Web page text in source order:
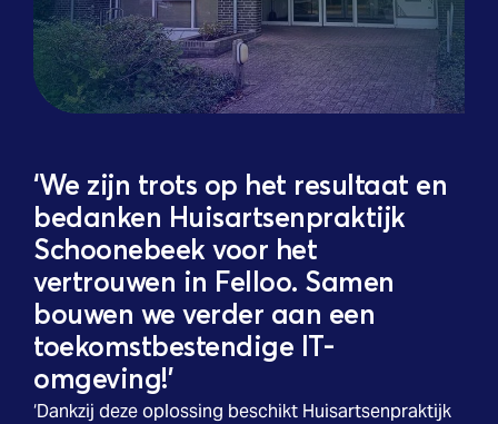
‘We zijn trots op het resultaat en
bedanken Huisartsenpraktijk
Schoonebeek voor het
vertrouwen in Felloo. Samen
bouwen we verder aan een
toekomstbestendige IT-
omgeving!’
‘Dankzij deze oplossing beschikt Huisartsenpraktijk